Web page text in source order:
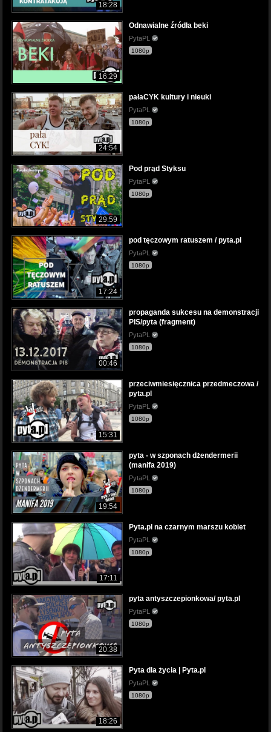
18:28
16:29
Odnawialne źródła beki
PytaPL
1080p
24:54
pałaCYK kultury i nieuki
PytaPL
1080p
29:59
Pod prąd Styksu
PytaPL
1080p
17:24
pod tęczowym ratuszem / pyta.pl
PytaPL
1080p
00:46
propaganda sukcesu na demonstracji
PIS/pyta (fragment)
PytaPL
1080p
15:31
przeciwmiesięcznica przedmeczowa /
pyta.pl
PytaPL
1080p
19:54
pyta - w szponach dżendermerii
(manifa 2019)
PytaPL
1080p
17:11
Pyta.pl na czarnym marszu kobiet
PytaPL
1080p
20:38
pyta antyszczepionkowa/ pyta.pl
PytaPL
1080p
18:26
Pyta dla życia | Pyta.pl
PytaPL
1080p